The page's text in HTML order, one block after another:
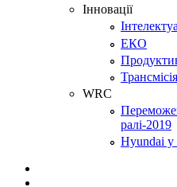
Інновації
ЕКО
Трансмісія
WRC
ралі-2019
Hyundai у